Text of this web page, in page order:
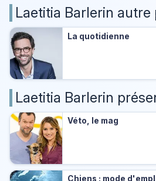
Laetitia Barlerin
La quotidienne
Laetitia Barlerin
Véto, le mag
Chiens : mode